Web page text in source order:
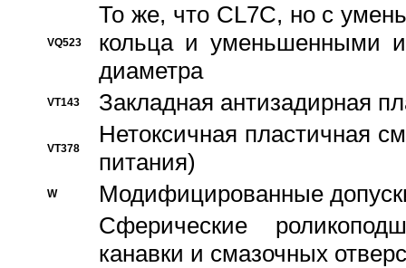
VQ523
То же, что CL7C, но с
кольца и уменьшенными
диаметра
VT143 Закладная антизадирная
VT378
Нетоксичная пластичная
питания)
W
Модифицированные
Сферические
канавки и смазочных